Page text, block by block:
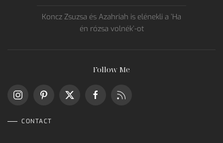
Koncz Zsuzsa és Azahriah is elénekli a ’Ha
én rózsa volnék’-ot
Follow Me
CONTACT